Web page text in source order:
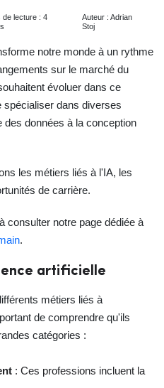
de lecture : 4
Auteur : Adrian
Stoj
notre monde à un rythme
sur le marché du
évoluer dans ce
spécialiser dans diverses
données à la conception
les métiers liés à l'IA, les
de carrière.
consulter notre page dédiée à
.
artificielle
métiers liés à
de comprendre qu'ils
catégories :
: Ces professions incluent la